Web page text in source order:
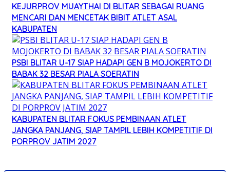
KEJURPROV MUAYTHAI DI BLITAR SEBAGAI RUANG
MENCARI DAN MENCETAK BIBIT ATLET ASAL
KABUPATEN
PSBI BLITAR U-17 SIAP HADAPI GEN B MOJOKERTO DI
BABAK 32 BESAR PIALA SOERATIN
KABUPATEN BLITAR FOKUS PEMBINAAN ATLET
JANGKA PANJANG, SIAP TAMPIL LEBIH KOMPETITIF DI
PORPROV JATIM 2027